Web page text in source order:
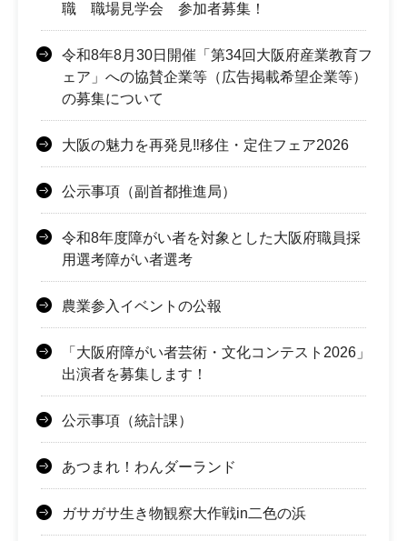
職 職場見学会 参加者募集！
令和8年8月30日開催「第34回大阪府産業教育フ
ェア」への協賛企業等（広告掲載希望企業等）
の募集について
大阪の魅力を再発見‼移住・定住フェア2026
公示事項（副首都推進局）
令和8年度障がい者を対象とした大阪府職員採
用選考障がい者選考
農業参入イベントの公報
「大阪府障がい者芸術・文化コンテスト2026」
出演者を募集します！
公示事項（統計課）
あつまれ！わんダーランド
ガサガサ生き物観察大作戦in二色の浜